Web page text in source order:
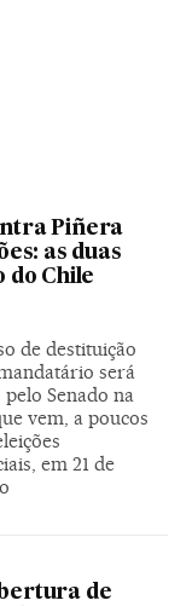
Piñera
as duas
do Chile
de destituição
será
Senado na
vem, a poucos
em 21 de
de